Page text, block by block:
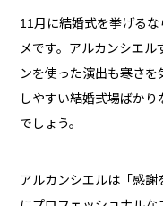
11月に結婚式を挙げる
メです。アルカンシエ
ンを使った演出も寒さを
しやすい結婚式場ばか
でしょう。
アルカンシエルは「感謝